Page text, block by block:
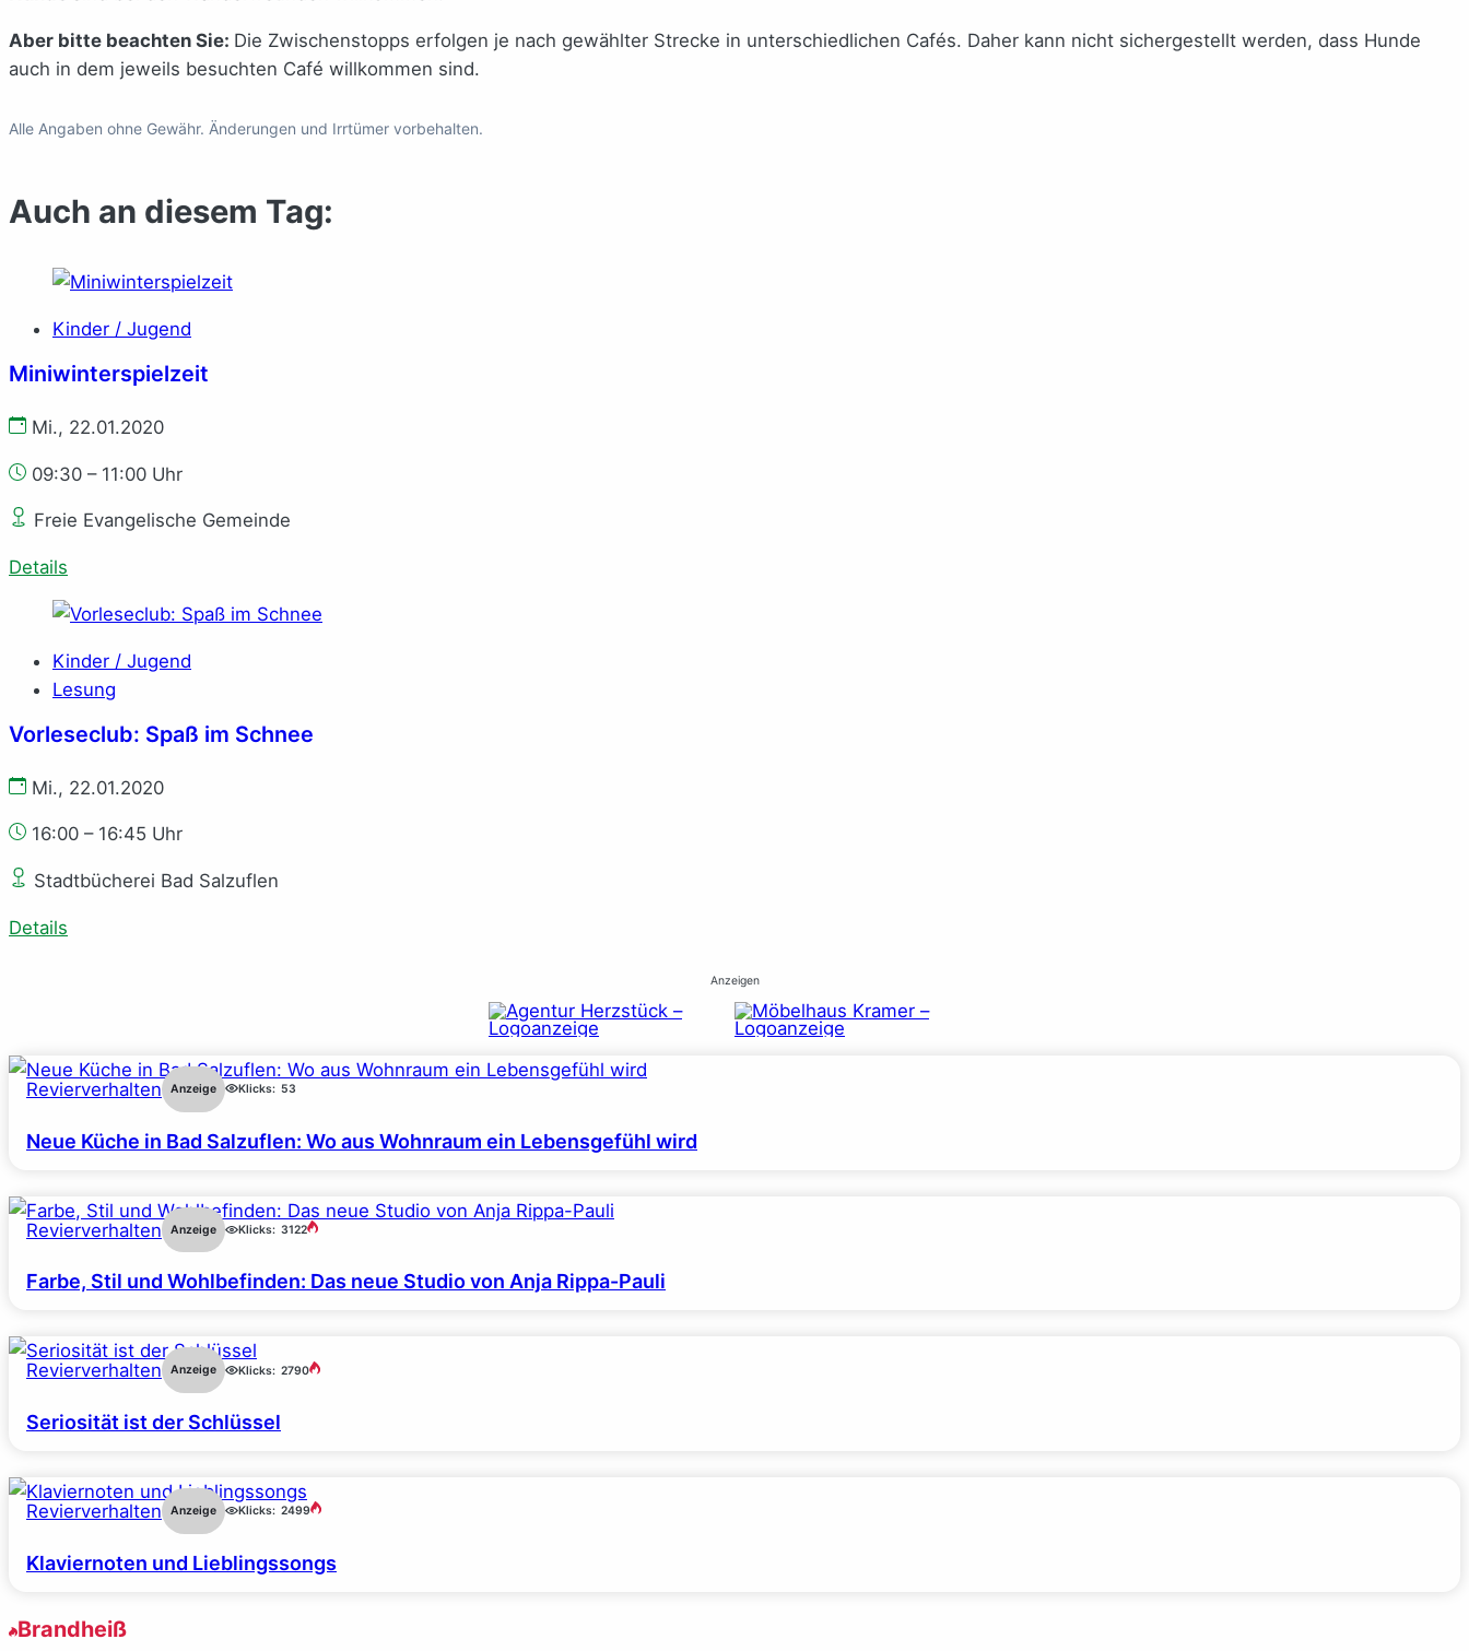
Aber bitte beachten Sie: Die Zwischenstopps erfolgen je nach gewählter Strecke in unterschiedlichen Cafés. Daher kann nicht sichergestellt werden, dass Hunde
auch in dem jeweils besuchten Café willkommen sind.
Alle Angaben ohne Gewähr. Änderungen und Irrtümer vorbehalten.
Auch an diesem Tag:
Kinder / Jugend
Mi­ni­win­ter­spiel­zeit
Mi., 22.01.2020
09:30 – 11:00 Uhr
Freie Evangelische Gemeinde
Details
Kinder / Jugend
Lesung
Vor­le­se­club: Spaß im Schnee
Mi., 22.01.2020
16:00 – 16:45 Uhr
Stadtbücherei Bad Salzuflen
Details
Anzeigen
Revierverhalten Anzeige Klicks: 53
Neue Küche in Bad Salzuflen: Wo aus Wohnraum ein Lebensgefühl wird
Revierverhalten Anzeige Klicks: 3122
Farbe, Stil und Wohlbefinden: Das neue Studio von Anja Rippa-Pauli
Revierverhalten Anzeige Klicks: 2790
Seriosität ist der Schlüssel
Revierverhalten Anzeige Klicks: 2499
Klaviernoten und Lieblingssongs
Brandheiß